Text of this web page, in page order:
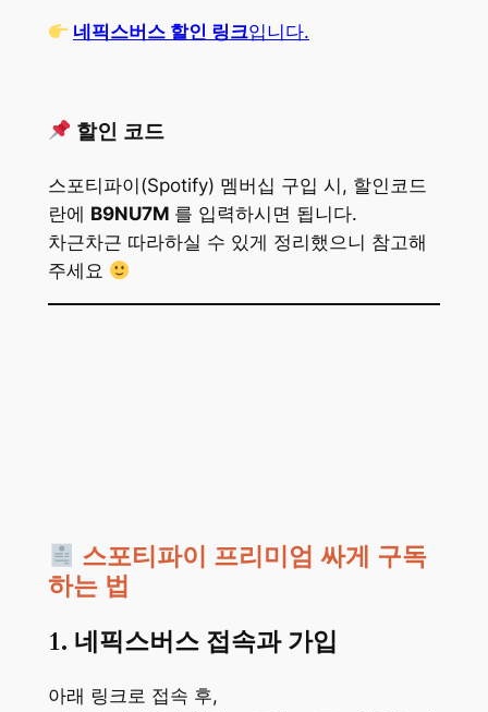
네픽스버스 할인 링크입니다.
할인 코드
스포티파이(Spotify) 멤버십 구입 시, 할인코드
란에 B9NU7M 를 입력하시면 됩니다.
차근차근 따라하실 수 있게 정리했으니 참고해
주세요
스포티파이 프리미엄 싸게 구독
하는 법
1. 네픽스버스 접속과 가입
아래 링크로 접속 후,